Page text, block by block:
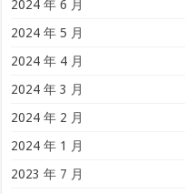
2024 年 6 月
2024 年 5 月
2024 年 4 月
2024 年 3 月
2024 年 2 月
2024 年 1 月
2023 年 7 月